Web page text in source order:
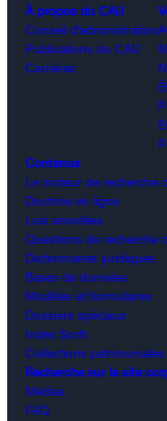
À propos du CAIJ
Conseil d’administration
Publications du CAIJ
Carrières
Contenus
Le moteur de recherche
Doctrine en ligne
Lois annotées
Questions de recherche
Dictionnaires juridiques
Bases de données
Modèles et formulaires
Dossiers spéciaux
Index Scott
Collections patrimoniales
Recherche sur le site
Médias
FAQ